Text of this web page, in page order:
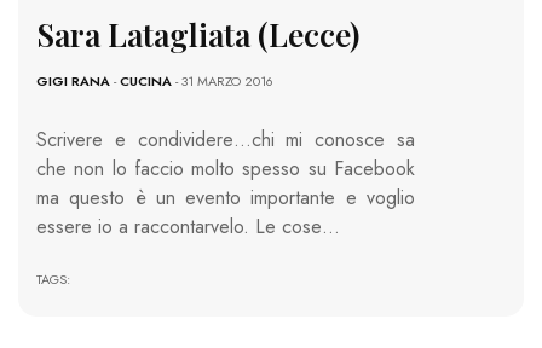
Sara Latagliata (Lecce)
GIGI RANA-CUCINA- 31 MARZO 2016
Scrivere e condividere…chi mi conosce sa
che non lo faccio molto spesso su Facebook
ma questo è un evento importante e voglio
essere io a raccontarvelo. Le cose…
TAGS: